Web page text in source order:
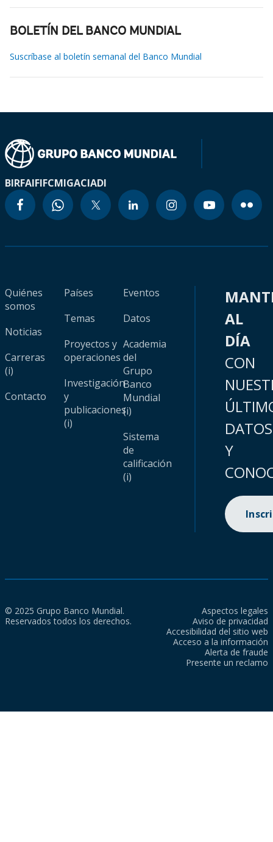
BOLETÍN DEL BANCO MUNDIAL
Suscríbase al boletín semanal del Banco Mundial
BIRFAIFIFCMIGACIADI
Quiénes
somos
Noticias
Carreras
(i)
Contacto
Países
Temas
Proyectos y
operaciones
Investigación
y
publicaciones
(i)
Eventos
Datos
Academia
del
Grupo
Banco
Mundial
(i)
Sistema
de
calificación
(i)
AL
DÍA
CON
DATOS
Y
© 2025 Grupo Banco Mundial.
Reservados todos los derechos.
Aspectos legales
Aviso de privacidad
Accesibilidad del sitio web
Acceso a la información
Alerta de fraude
Presente un reclamo